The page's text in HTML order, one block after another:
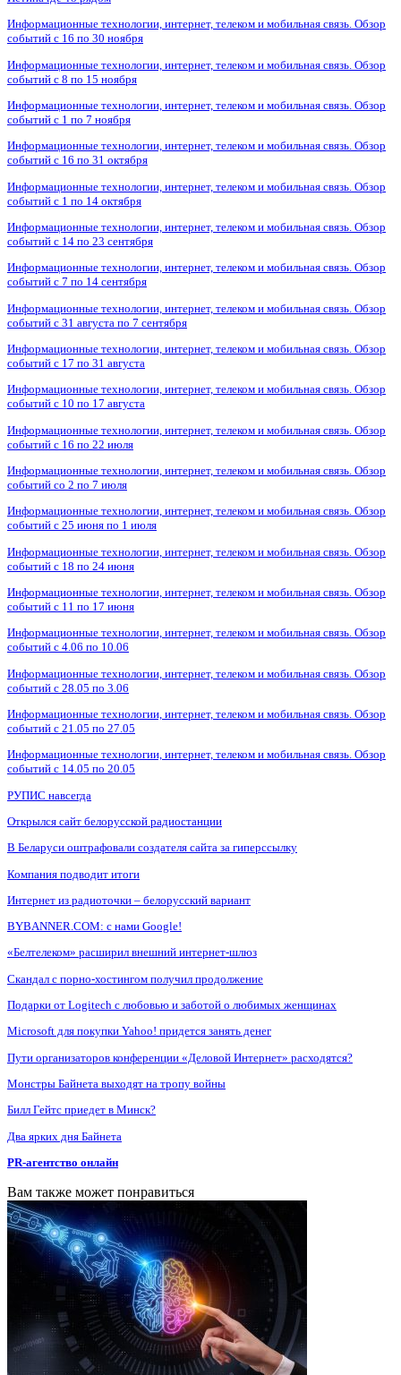
Информационные технологии, интернет, телеком и мобильная связь. Обзор
событий с 16 по 30 ноября
Информационные технологии, интернет, телеком и мобильная связь. Обзор
событий с 8 по 15 ноября
Информационные технологии, интернет, телеком и мобильная связь. Обзор
событий с 1 по 7 ноября
Информационные технологии, интернет, телеком и мобильная связь. Обзор
событий с 16 по 31 октября
Информационные технологии, интернет, телеком и мобильная связь. Обзор
событий с 1 по 14 октября
Информационные технологии, интернет, телеком и мобильная связь. Обзор
событий с 14 по 23 сентября
Информационные технологии, интернет, телеком и мобильная связь. Обзор
событий с 7 по 14 сентября
Информационные технологии, интернет, телеком и мобильная связь. Обзор
событий с 31 августа по 7 сентября
Информационные технологии, интернет, телеком и мобильная связь. Обзор
событий с 17 по 31 августа
Информационные технологии, интернет, телеком и мобильная связь. Обзор
событий с 10 по 17 августа
Информационные технологии, интернет, телеком и мобильная связь. Обзор
событий с 16 по 22 июля
Информационные технологии, интернет, телеком и мобильная связь. Обзор
событий со 2 по 7 июля
Информационные технологии, интернет, телеком и мобильная связь. Обзор
событий с 25 июня по 1 июля
Информационные технологии, интернет, телеком и мобильная связь. Обзор
событий с 18 по 24 июня
Информационные технологии, интернет, телеком и мобильная связь. Обзор
событий с 11 по 17 июня
Информационные технологии, интернет, телеком и мобильная связь. Обзор
событий с 4.06 по 10.06
Информационные технологии, интернет, телеком и мобильная связь. Обзор
событий с 28.05 по 3.06
Информационные технологии, интернет, телеком и мобильная связь. Обзор
событий с 21.05 по 27.05
Информационные технологии, интернет, телеком и мобильная связь. Обзор
событий с 14.05 по 20.05
РУПИС навсегда
Открылся сайт белорусской радиостанции
В Беларуси оштрафовали создателя сайта за гиперссылку
Компания подводит итоги
Интернет из радиоточки – белорусский вариант
BYBANNER.COM: c нами Google!
«Белтелеком» расширил внешний интернет-шлюз
Скандал с порно-хостингом получил продолжение
Подарки от Logitech с любовью и заботой о любимых женщинах
Microsoft для покупки Yahoo! придется занять денег
Пути организаторов конференции «Деловой Интернет» расходятся?
Монстры Байнета выходят на тропу войны
Билл Гейтс приедет в Минск?
Два ярких дня Байнета
PR-агентство онлайн
Вам также может понравиться